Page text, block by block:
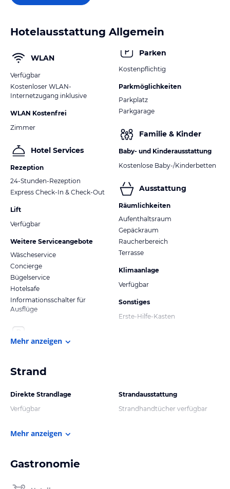
Hotelausstattung Allgemein
WLAN
Verfügbar
Kostenloser WLAN-
Internetzugang inklusive
WLAN Kostenfrei
Zimmer
Hotel Services
Rezeption
24-Stunden-Rezeption
Express Check-In & Check-Out
Lift
Verfügbar
Weitere Serviceangebote
Wäscheservice
Concierge
Bügelservice
Hotelsafe
Informationsschalter für
Ausflüge
Parken
Kostenpflichtig
Parkmöglichkeiten
Parkplatz
Parkgarage
Familie & Kinder
Baby- und Kinderausstattung
Kostenlose Baby-/Kinderbetten
Ausstattung
Räumlichkeiten
Aufenthaltsraum
Gepäckraum
Raucherbereich
Terrasse
Klimaanlage
Verfügbar
Sonstiges
Erste-Hilfe-Kasten
Mehr anzeigen
Strand
Direkte Strandlage
Verfügbar
Strandausstattung
Strandhandtücher verfügbar
Mehr anzeigen
Gastronomie